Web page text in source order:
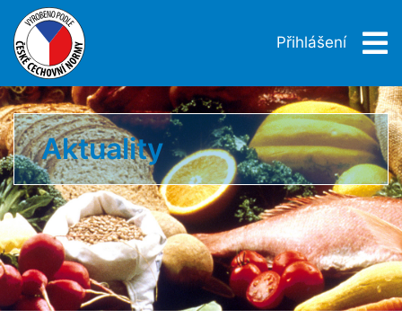
Přihlášení
Aktuality